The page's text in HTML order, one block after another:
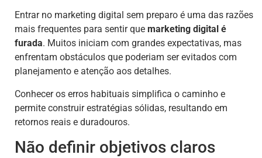
Entrar no marketing digital sem preparo é uma das razões
mais frequentes para sentir que marketing digital é
furada. Muitos iniciam com grandes expectativas, mas
enfrentam obstáculos que poderiam ser evitados com
planejamento e atenção aos detalhes.
Conhecer os erros habituais simplifica o caminho e
permite construir estratégias sólidas, resultando em
retornos reais e duradouros.
Não definir objetivos claros